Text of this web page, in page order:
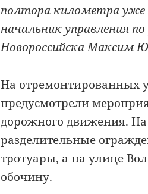
полтора километра уже
начальник управления
Новороссийска Максим
На отремонтированных
предусмотрели
дорожного движения.
разделительные
тротуары, а на улице
обочину.